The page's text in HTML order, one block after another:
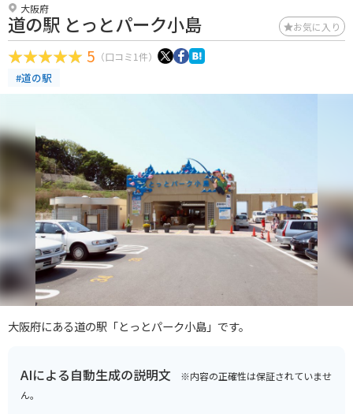
大阪府
道の駅 とっとパーク小島 お気に入り
5 （口コミ1件）
#道の駅
大阪府にある道の駅「とっとパーク小島」です。
AIによる自動生成の説明文 ※内容の正確性は保証されていませ
ん。